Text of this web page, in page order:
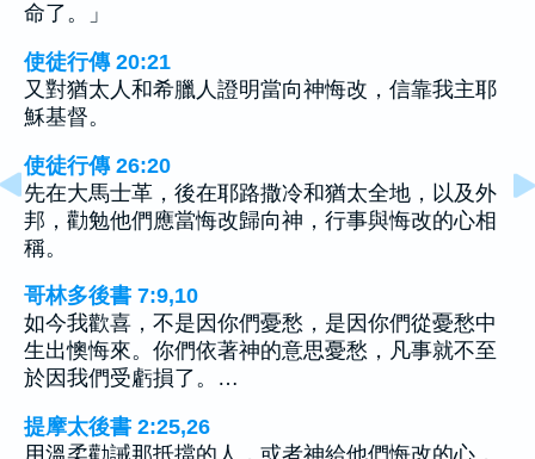
命了。」
使徒行傳 20:21
又對猶太人和希臘人證明當向神悔改，信靠我主耶
穌基督。
使徒行傳 26:20
先在大馬士革，後在耶路撒冷和猶太全地，以及外
邦，勸勉他們應當悔改歸向神，行事與悔改的心相
稱。
哥林多後書 7:9,10
如今我歡喜，不是因你們憂愁，是因你們從憂愁中
生出懊悔來。你們依著神的意思憂愁，凡事就不至
於因我們受虧損了。…
提摩太後書 2:25,26
用溫柔勸誡那抵擋的人，或者神給他們悔改的心，